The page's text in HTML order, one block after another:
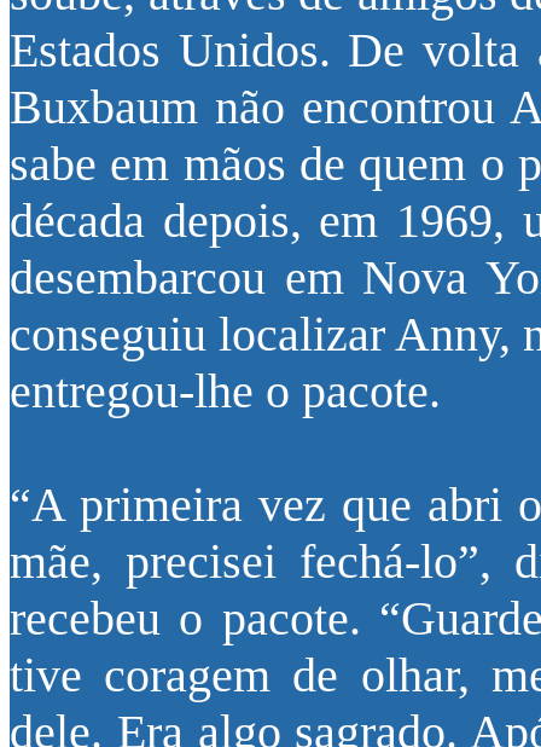
Estados Unidos. De
Buxbaum não encontrou
sabe em mãos de quem o
década depois, em 1969,
desembarcou em Nova
conseguiu localizar Anny,
entregou-lhe o pacote.
“A primeira vez que abri
mãe, precisei fechá-lo”,
recebeu o pacote.
tive coragem de olhar,
dele. Era algo sagrado.